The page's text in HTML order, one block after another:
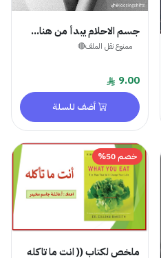
جسم الاحلام يبدأ من هنا...
ممنوع نقل الملف🔴
9.00
أضف للسلة
خصم 50%
ملخص لكتاب (( انت ما تاكله